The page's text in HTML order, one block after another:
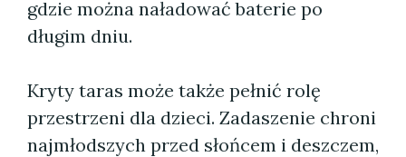
gdzie można naładować baterie po
długim dniu.
Kryty taras może także pełnić rolę
przestrzeni dla dzieci. Zadaszenie chroni
najmłodszych przed słońcem i deszczem,